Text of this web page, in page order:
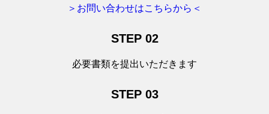
＞お問い合わせはこちらから＜
STEP 02
必要書類を提出いただきます
STEP 03